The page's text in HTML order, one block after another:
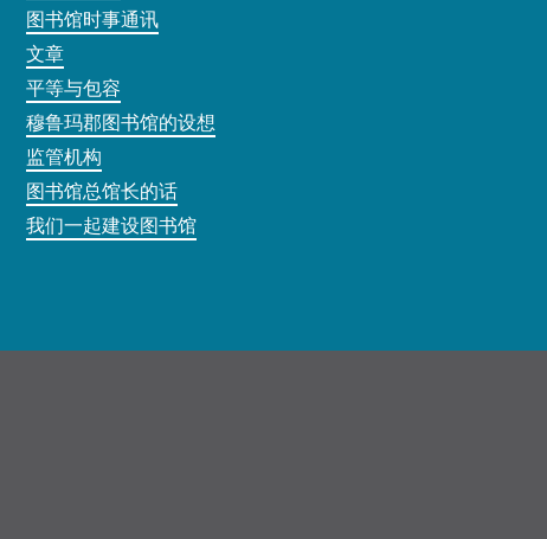
图书馆时事通讯
文章
平等与包容
穆鲁玛郡图书馆的设想
监管机构
图书馆总馆长的话
我们一起建设图书馆